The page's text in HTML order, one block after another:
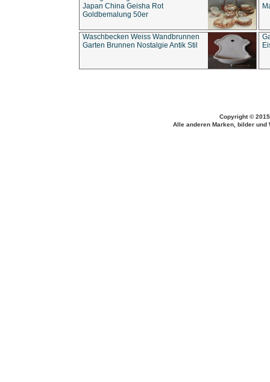
Japan China Geisha Rot
Goldbemalung 50er
Waschbecken Weiss Wandbrunnen
Garten Brunnen Nostalgie Antik Stil
Copyright ©
Alle anderen Marken, bilder und